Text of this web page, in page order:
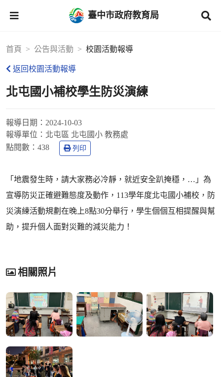
臺中市政府教育局
首頁 公告與活動 校園活動報導
返回校園活動報導
北屯國小補校學生防災演練
報導日期： 2024-10-03
報導單位： 北屯區 北屯國小 教務處
點閱數： 438 列印
「地震發生時，請大家務必冷靜，就近安全趴掩穩，…」為
宣導防災正確避難態度及動作，113學年度北屯國小補校，防
災演練活動規劃在晚上8點30分舉行，學生個個互相提醒與幫
助，提升個人面對災難的減災能力！
相關照片